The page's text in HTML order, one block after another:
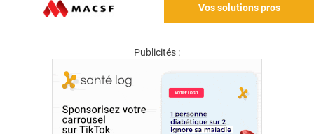
Vos solutions pros
Publicités :